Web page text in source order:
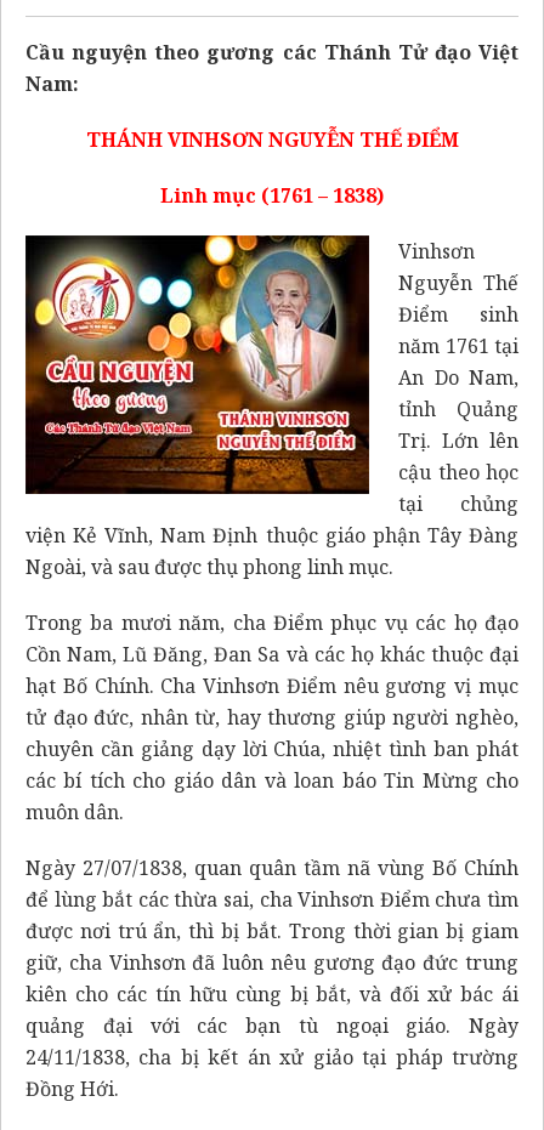
Cầu nguyện theo gương các Thánh Tử đạo Việt
Nam:
THÁNH VINHSƠN NGUYỄN THẾ ĐIỂM
Linh mục (1761 – 1838)
Vinhsơn
Nguyễn Thế
Điểm sinh
năm 1761 tại
An Do Nam,
tỉnh Quảng
Trị. Lớn lên
cậu theo học
tại chủng
viện Kẻ Vĩnh, Nam Định thuộc giáo phận Tây Đàng
Ngoài, và sau được thụ phong linh mục.
Trong ba mươi năm, cha Điểm phục vụ các họ đạo
Cồn Nam, Lũ Đăng, Đan Sa và các họ khác thuộc đại
hạt Bố Chính. Cha Vinhsơn Điểm nêu gương vị mục
tử đạo đức, nhân từ, hay thương giúp người nghèo,
chuyên cần giảng dạy lời Chúa, nhiệt tình ban phát
các bí tích cho giáo dân và loan báo Tin Mừng cho
muôn dân.
Ngày 27/07/1838, quan quân tầm nã vùng Bố Chính
để lùng bắt các thừa sai, cha Vinhsơn Điểm chưa tìm
được nơi trú ẩn, thì bị bắt. Trong thời gian bị giam
giữ, cha Vinhsơn đã luôn nêu gương đạo đức trung
kiên cho các tín hữu cùng bị bắt, và đối xử bác ái
quảng đại với các bạn tù ngoại giáo. Ngày
24/11/1838, cha bị kết án xử giảo tại pháp trường
Đồng Hới.